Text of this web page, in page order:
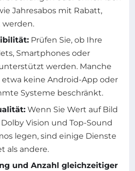
Jahresabos mit Rabatt,
Prüfen Sie, ob Ihre
Smartphones oder
werden. Manche
keine Android-App oder
Systeme beschränkt.
Wenn Sie Wert auf Bild
Vision und Top-Sound
legen, sind einige Dienste
als andere.
und Anzahl gleichzeitiger